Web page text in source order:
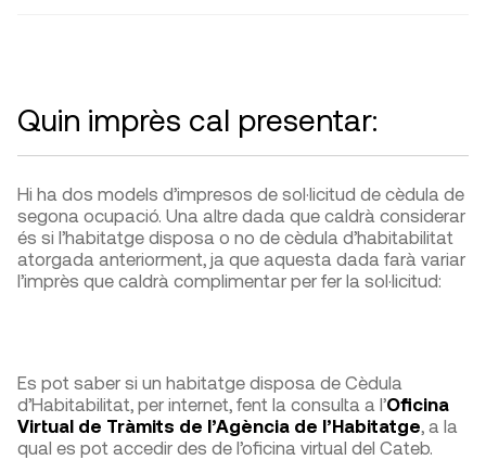
Quin imprès cal presentar:
Hi ha dos models d’impresos de sol·licitud de cèdula de
segona ocupació. Una altre dada que caldrà considerar
és si l’habitatge disposa o no de cèdula d’habitabilitat
atorgada anteriorment, ja que aquesta dada farà variar
l’imprès que caldrà complimentar per fer la sol·licitud:
Es pot saber si un habitatge disposa de Cèdula
d’Habitabilitat, per internet, fent la consulta a l’Oficina
Virtual de Tràmits de l’Agència de l’Habitatge, a la
qual es pot accedir des de l’oficina virtual del Cateb.